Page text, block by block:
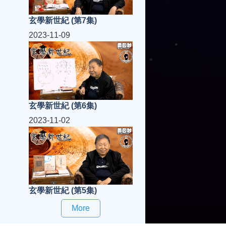
玄學新世紀 (第7集)
2023-11-09
玄學新世紀 (第6集)
2023-11-02
玄學新世紀 (第5集)
More